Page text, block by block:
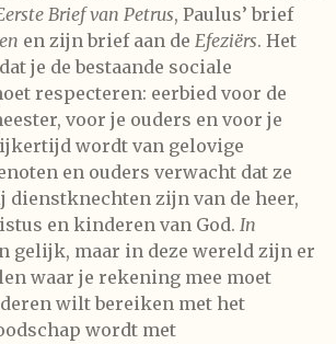
Brief van Petrus, Paulus’ brief
en zijn brief aan de Efeziërs. Het
je de bestaande sociale
respecteren: eerbied voor de
voor je ouders en voor je
wordt van gelovige
en ouders verwacht dat ze
dienstknechten zijn van de heer,
en kinderen van God. In
gelijk, maar in deze wereld zijn er
waar je rekening mee moet
wilt bereiken met het
wordt met